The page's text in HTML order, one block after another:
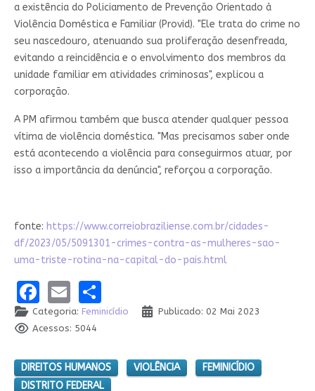
a existência do Policiamento de Prevenção Orientado à
Violência Doméstica e Familiar (Provid). "Ele trata do crime no
seu nascedouro, atenuando sua proliferação desenfreada,
evitando a reincidência e o envolvimento dos membros da
unidade familiar em atividades criminosas", explicou a
corporação.
A PM afirmou também que busca atender qualquer pessoa
vítima de violência doméstica. "Mas precisamos saber onde
está acontecendo a violência para conseguirmos atuar, por
isso a importância da denúncia", reforçou a corporação.
fonte: https://www.correiobraziliense.com.br/cidades-
df/2023/05/5091301-crimes-contra-as-mulheres-sao-
uma-triste-rotina-na-capital-do-pais.html
Facebook
EmailShare
Categoria: Feminicídio
Publicado: 02 Mai 2023
Acessos: 5044
DIREITOS HUMANOS VIOLÊNCIA
FEMINICÍDIO
DISTRITO FEDERAL